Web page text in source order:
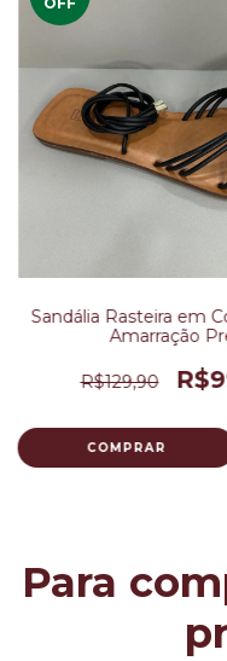
Sandália Rasteira em
Amarração
R$129,90
COMPRAR
Para